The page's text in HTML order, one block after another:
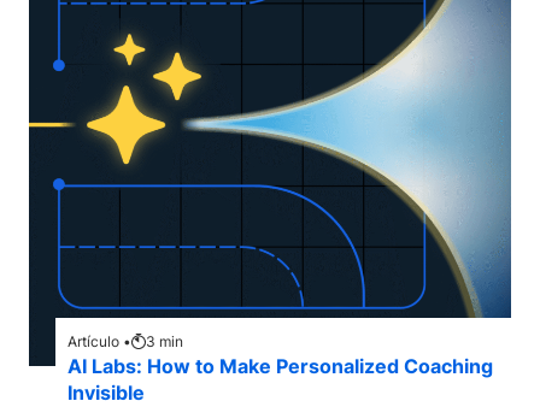
Artículo • 3 min
AI Labs: How to Make Personalized Coaching
Invisible